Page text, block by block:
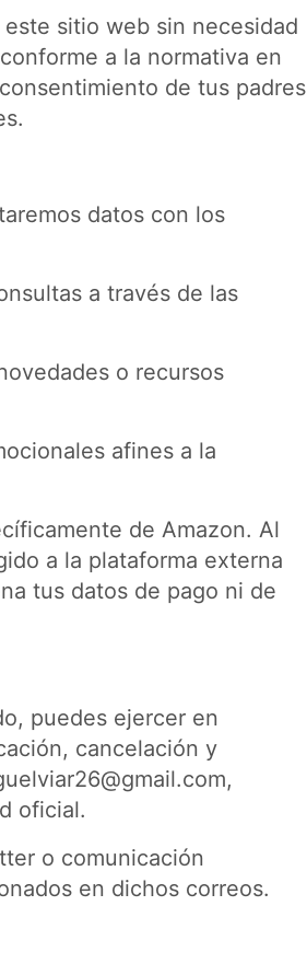
sitio web sin necesidad
a la normativa en
de tus padres
datos con los
a través de las
o recursos
afines a la
de Amazon. Al
a la plataforma externa
tus datos de pago ni de
puedes ejercer en
cancelación y
,
oficial.
o comunicación
en dichos correos.